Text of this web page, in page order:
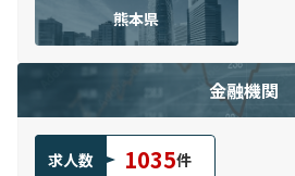
熊本県
金融機関
求人数 1035件